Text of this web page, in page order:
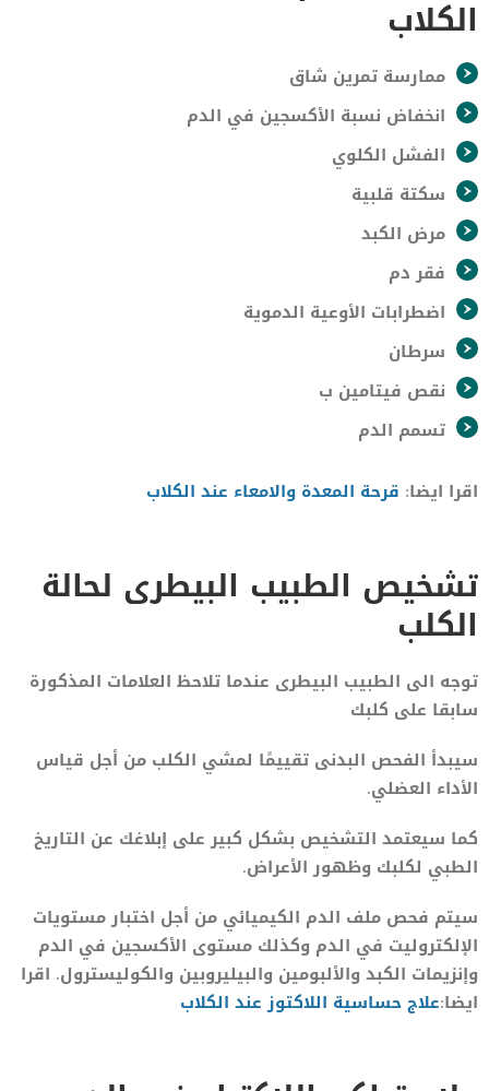
الكلاب
ممارسة تمرين شاق
انخفاض نسبة الأكسجين في الدم
الفشل الكلوي
سكتة قلبية
مرض الكبد
فقر دم
اضطرابات الأوعية الدموية
سرطان
نقص فيتامين ب
تسمم الدم
اقرا ايضا: قرحة المعدة والامعاء عند الكلاب
تشخيص الطبيب البيطرى لحالة
الكلب
توجه الى الطبيب البيطرى عندما تلاحظ العلامات المذكورة
سابقا على كلبك
سيبدأ الفحص البدنى تقييمًا لمشي الكلب من أجل قياس
الأداء العضلي.
كما سيعتمد التشخيص بشكل كبير على إبلاغك عن التاريخ
الطبي لكلبك وظهور الأعراض.
سيتم فحص ملف الدم الكيميائي من أجل اختبار مستويات
الإلكتروليت في الدم وكذلك مستوى الأكسجين في الدم
وإنزيمات الكبد والألبومين والبيليروبين والكوليسترول. اقرا
ايضا:علاج حساسية اللاكتوز عند الكلاب